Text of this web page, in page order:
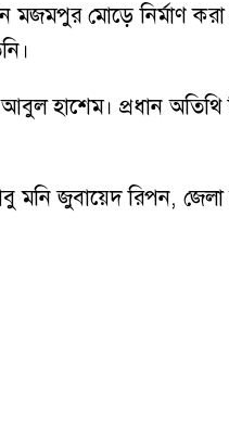
মোড়ে নির্মাণ
হাশেম। প্রধান
জুবায়েদ রিপন, জেলা